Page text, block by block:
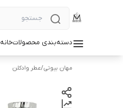
دسته‌بندی محصولاتخانه
مهان بیوتی/عطر وادکلن